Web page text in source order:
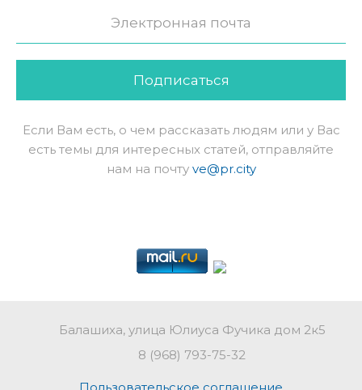
Подписаться
Если Вам есть, о чем рассказать людям или у Вас
есть темы для интересных статей, отправляйте
нам на почту ve@pr.city
Балашиха, улица Юлиуса Фучика дом 2к5
8 (968) 793-75-32
Пользовательское соглашение